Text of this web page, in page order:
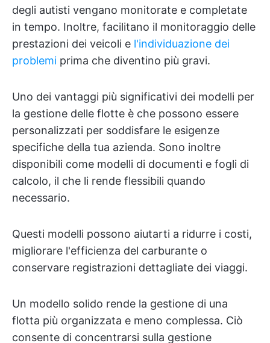
degli autisti vengano monitorate e completate
in tempo. Inoltre, facilitano il monitoraggio delle
prestazioni dei veicoli e l'individuazione dei
problemi prima che diventino più gravi.
Uno dei vantaggi più significativi dei modelli per
la gestione delle flotte è che possono essere
personalizzati per soddisfare le esigenze
specifiche della tua azienda. Sono inoltre
disponibili come modelli di documenti e fogli di
calcolo, il che li rende flessibili quando
necessario.
Questi modelli possono aiutarti a ridurre i costi,
migliorare l'efficienza del carburante o
conservare registrazioni dettagliate dei viaggi.
Un modello solido rende la gestione di una
flotta più organizzata e meno complessa. Ciò
consente di concentrarsi sulla gestione